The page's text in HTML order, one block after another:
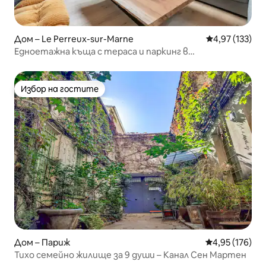
Дом – Le Perreux-sur-Marne Средна
4,97 (133)
Едноетажна къща с тераса и паркинг в
Избор на гостите
Избор на гостите
Дом – Париж Средна
4,95 (176)
Тихо семейно жилище за 9 души – Канал Сен Мартен